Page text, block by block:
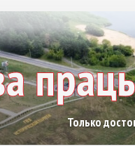
Только